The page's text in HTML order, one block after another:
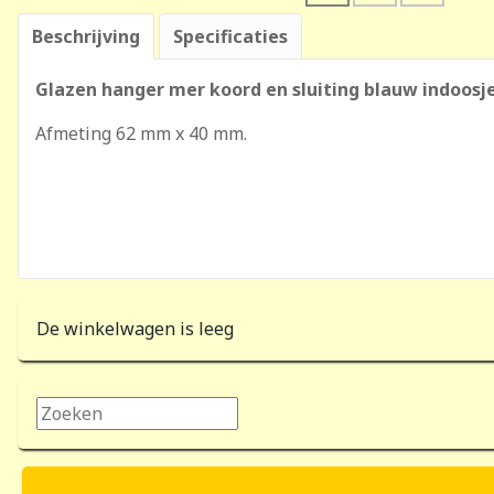
Beschrijving Specificaties
Glazen hanger mer koord en sluiting blauw
Afmeting 62 mm x 40 mm.
De winkelwagen is leeg
Zoeken...